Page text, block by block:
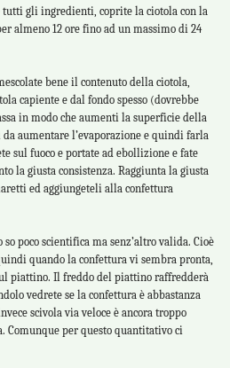
tutti gli ingredienti, coprite la ciotola con la
almeno 12 ore fino ad un massimo di 24
bene il contenuto della ciotola,
capiente e dal fondo spesso (dovrebbe
in modo che aumenti la superficie della
da aumentare l’evaporazione e quindi farla
sul fuoco e portate ad ebollizione e fate
la giusta consistenza. Raggiunta la giusta
ed aggiungeteli alla confettura
poco scientifica ma senz’altro valida. Cioè
quando la confettura vi sembra pronta,
piattino. Il freddo del piattino raffredderà
vedrete se la confettura è abbastanza
scivola via veloce è ancora troppo
Comunque per questo quantitativo ci